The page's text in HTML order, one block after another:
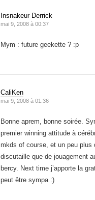
Insnakeur Derrick
mai 9, 2008 à 00:37
Mym : future geekette ? :p
CaliKen
mai 9, 2008 à 01:36
Bonne aprem, bonne soirée.
premier winning attitude à
mkds of course, et un peu plus
discutaille que de jouagement
bercy. Next time j’apporte la
peut être sympa :)